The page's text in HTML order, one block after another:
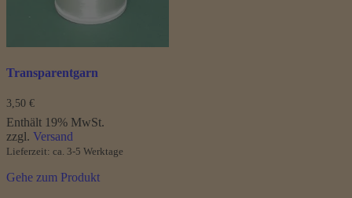
Transparentgarn
3,50 €
Enthält 19% MwSt.
zzgl. Versand
Lieferzeit: ca. 3-5 Werktage
Gehe zum Produkt